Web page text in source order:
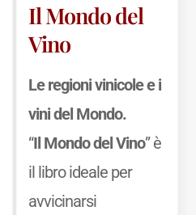
Il Mondo del
Vino
Le regioni vinicole e i
vini del Mondo.
“Il Mondo del Vino” è
il libro ideale per
avvicinarsi